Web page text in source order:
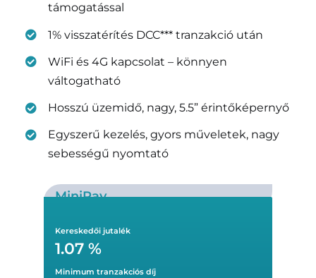
támogatással
1% visszatérítés DCC*** tranzakció után
WiFi és 4G kapcsolat – könnyen
váltogatható
Hosszú üzemidő, nagy, 5.5” érintőképernyő
Egyszerű kezelés, gyors műveletek, nagy
sebességű nyomtató
MiniPay
Kereskedői jutalék
1.07 %
Minimum tranzakciós díj